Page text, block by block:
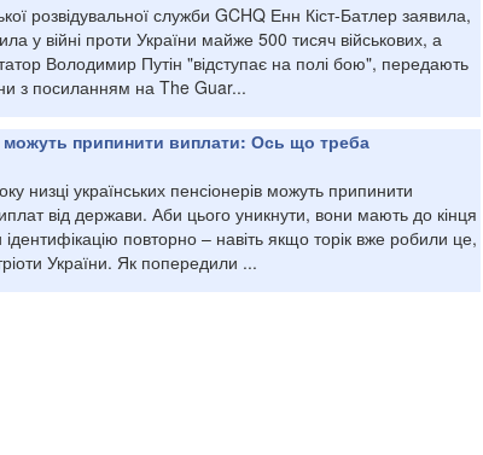
розвідувальної служби GCHQ Енн Кіст-Батлер заявила,
у війні проти України майже 500 тисяч військових, а
Володимир Путін "відступає на полі бою", передають
з посиланням на The Guar...
можуть припинити виплати: Ось що треба
низці українських пенсіонерів можуть припинити
від держави. Аби цього уникнути, вони мають до кінця
повторно – навіть якщо торік вже робили це,
України. Як попередили ...